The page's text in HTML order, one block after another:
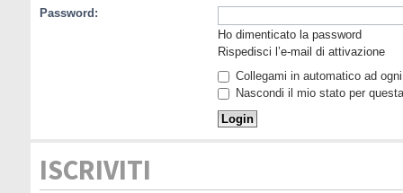
Password:
Ho dimenticato la password
Rispedisci l’e-mail di attivazione
Collegami in automatico ad
Nascondi il mio stato per
ISCRIVITI